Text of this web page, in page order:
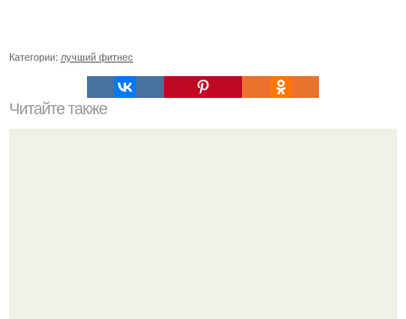
Категории: лучший фитнес
Читайте также